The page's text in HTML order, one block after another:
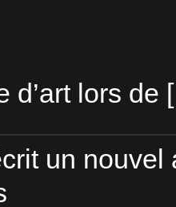
d’art lors
un nouvel